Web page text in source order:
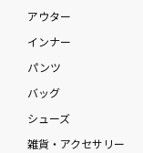
アウター
インナー
パンツ
バッグ
シューズ
雑貨・アクセサリー